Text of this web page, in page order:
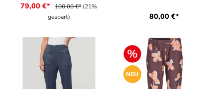
79,00 €* 100,00 €* (21%
gespart)
80,00 €*
NEU